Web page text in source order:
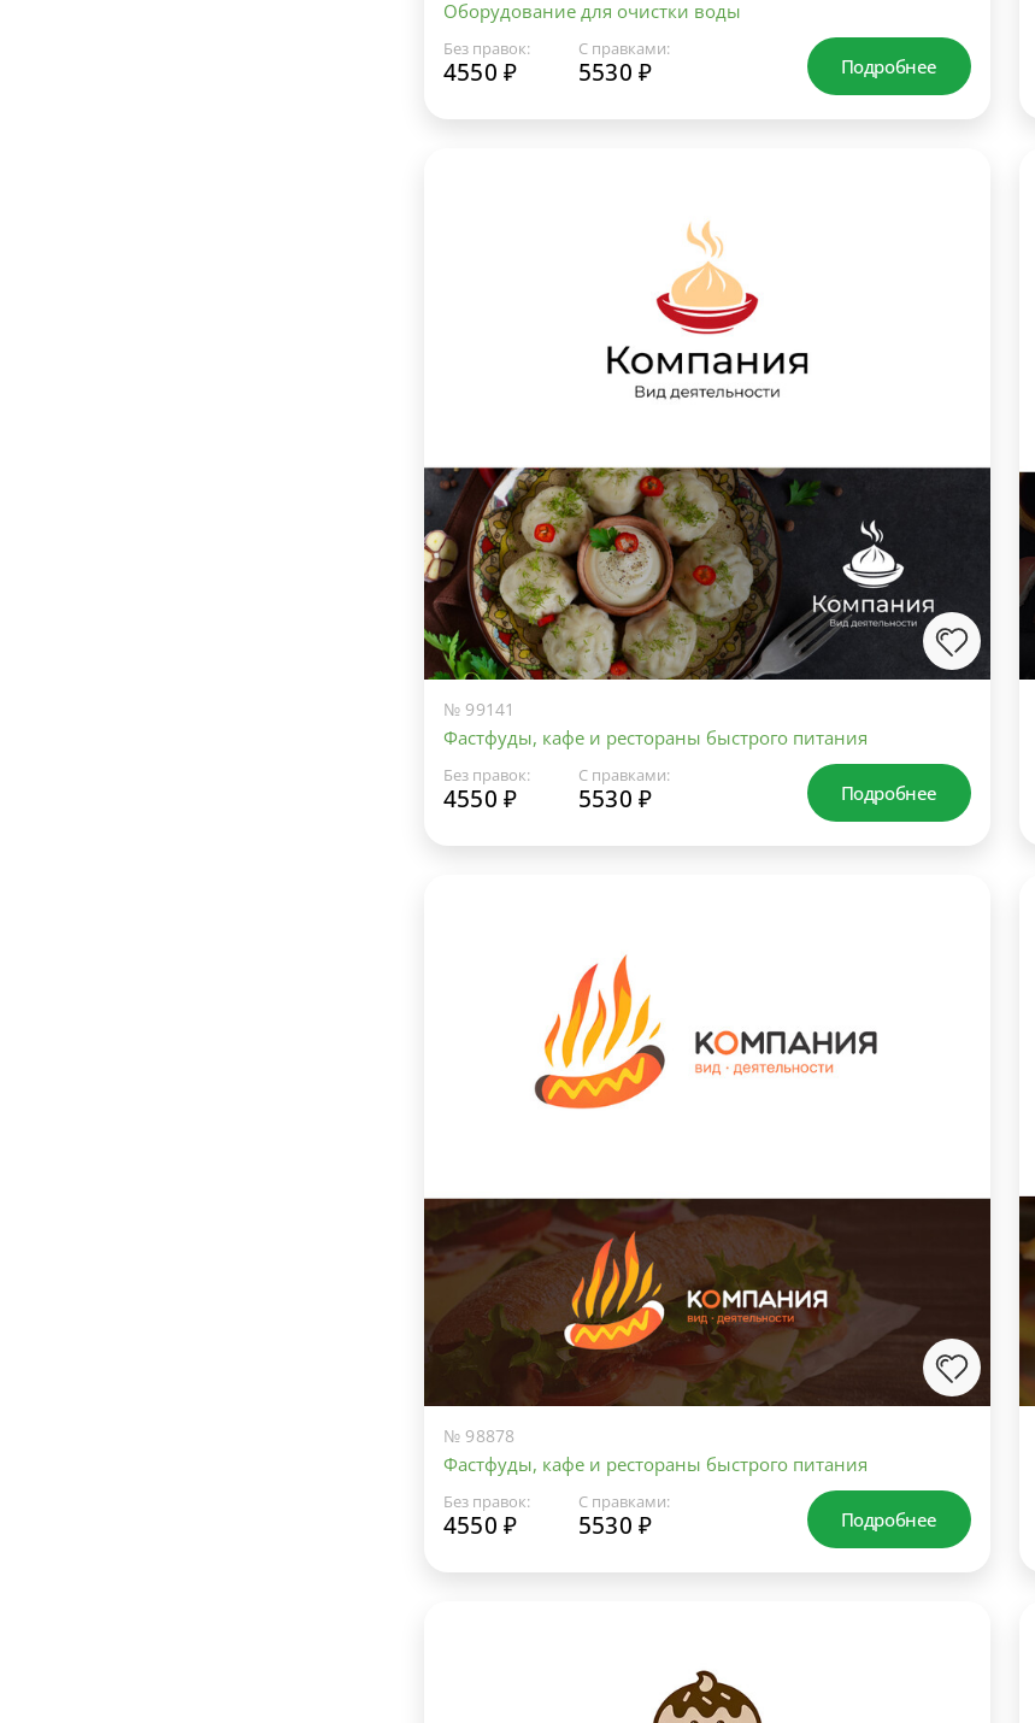
Оборудование для очистки воды
Без правок:
4550 ₽
С правками:
5530 ₽ Подробнее
№ 99141
Фастфуды, кафе и рестораны быстрого питания
Без правок:
4550 ₽
С правками:
5530 ₽ Подробнее
№ 98878
Фастфуды, кафе и рестораны быстрого питания
Без правок:
4550 ₽
С правками:
5530 ₽ Подробнее